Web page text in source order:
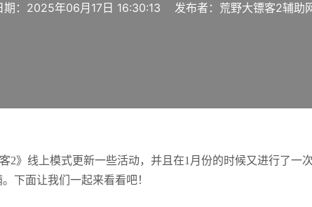
期：2025年06月17日 16:30:13 发布者：荒野大镖客2辅助
线上模式更新一些活动，并且在1月份的时候又进行了一次
下面让我们一起来看看吧！